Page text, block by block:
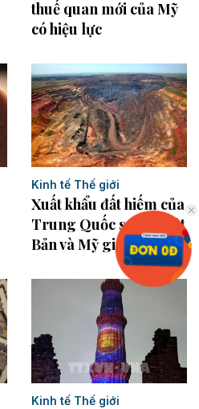
thuế quan mới của Mỹ
có hiệu lực
Kinh tế Thế giới
Xuất khẩu đất hiếm của
Trung Quốc sang Nhật
Bản và Mỹ giảm mạnh
Kinh tế Thế giới